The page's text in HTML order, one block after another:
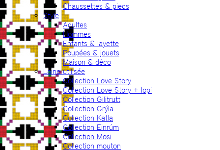
Chaussettes & pieds
Style
Adultes
Hommes
Enfants & layette
Poupées & jouets
Maison & déco
Laine utilisée
Collection Love Story
Collection Love Story + lopi
Collection Gilitrutt
Collection Grýla
Collection Katla
Collection Einrúm
Collection Mosi
Collection mouton